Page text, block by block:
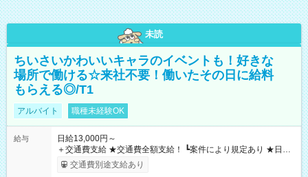
未読
ちいさいかわいいキャラのイベントも！好きな
場所で働ける☆来社不要！働いたその日に給料
もらえる◎/T1
アルバイト 職種未経験OK
給与
日給13,000円～
＋交通費支給 ★交通費全額支給！ ┗案件により規定あり ★日払
いOK！（規定あり） ┗働いたその日に現金GET♪ お仕事後はコ
ンビニATMから 日払い分を引き落とせます！ 【試用期間】試
交通費別途支給あり